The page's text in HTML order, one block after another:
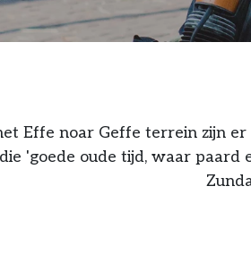
Effe noar Geffe terrein zijn
'goede oude tijd, waar